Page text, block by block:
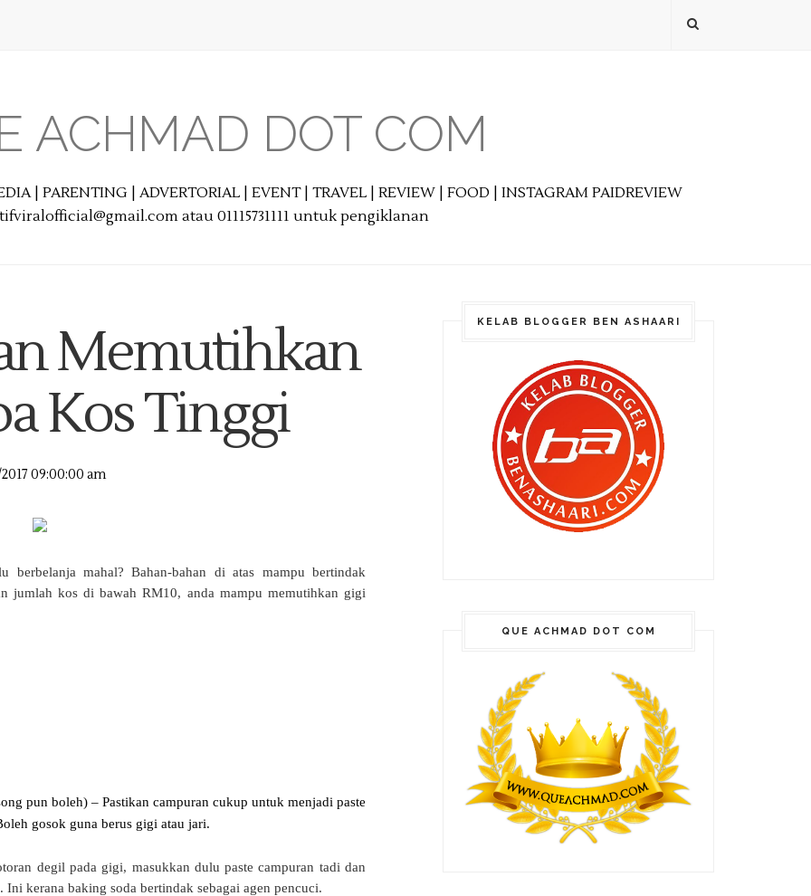
ACHMAD DOT COM
| PARENTING | ADVERTORIAL | EVENT | TRAVEL | REVIEW | FOOD | INSTAGRAM PAIDREVIEW
atau 01115731111 untuk pengiklanan
Memutihkan
Kos Tinggi
09:00:00 am
mahal? Bahan-bahan di atas mampu bertindak
jumlah kos di bawah RM10, anda mampu memutihkan gigi
pun boleh) – Pastikan campuran cukup untuk menjadi paste
gosok guna berus gigi atau jari.
degil pada gigi, masukkan dulu paste campuran tadi dan
kerana baking soda bertindak sebagai agen pencuci.
KELAB BLOGGER BEN ASHAARI
QUE ACHMAD DOT COM